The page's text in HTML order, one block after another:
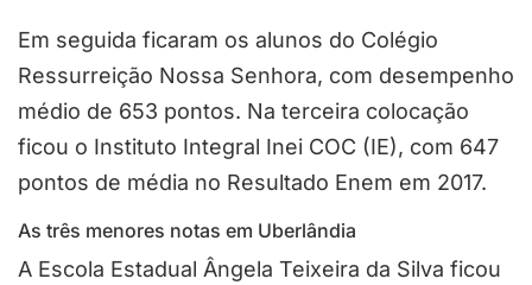
Em seguida ficaram os alunos do Colégio
Ressurreição Nossa Senhora, com desempenho
médio de 653 pontos. Na terceira colocação
ficou o Instituto Integral Inei COC (IE), com 647
pontos de média no Resultado Enem em 2017.
As três menores notas em Uberlândia
A Escola Estadual Ângela Teixeira da Silva ficou